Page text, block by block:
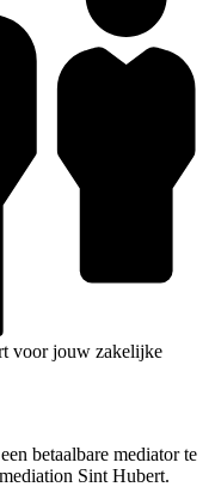
voor jouw zakelijke
betaalbare mediator te
Sint Hubert.